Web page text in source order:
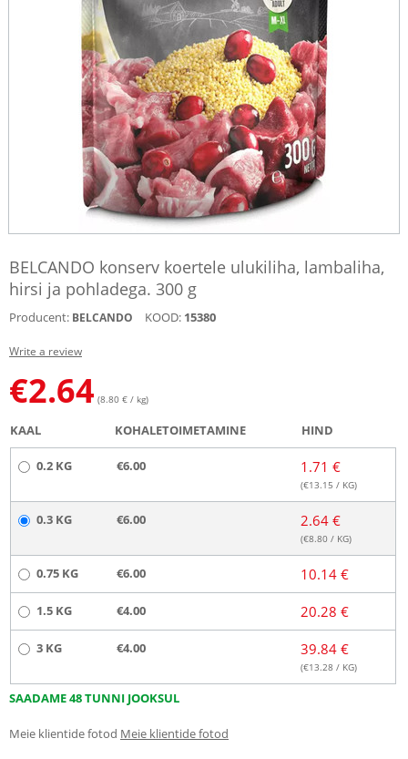
BELCANDO konserv koertele ulukiliha, lambaliha,
hirsi ja pohladega. 300 g
Producent: BELCANDO KOOD: 15380
Write a review
€2.64 (8.80 € / kg)
KAAL KOHALETOIMETAMINE HIND
0.2 KG €6.00 1.71 €
(€13.15 / KG)
0.3 KG €6.00 2.64 €
(€8.80 / KG)
0.75 KG €6.00 10.14 €
1.5 KG €4.00 20.28 €
3 KG €4.00 39.84 €
(€13.28 / KG)
SAADAME 48 TUNNI JOOKSUL
Meie klientide fotod Meie klientide fotod